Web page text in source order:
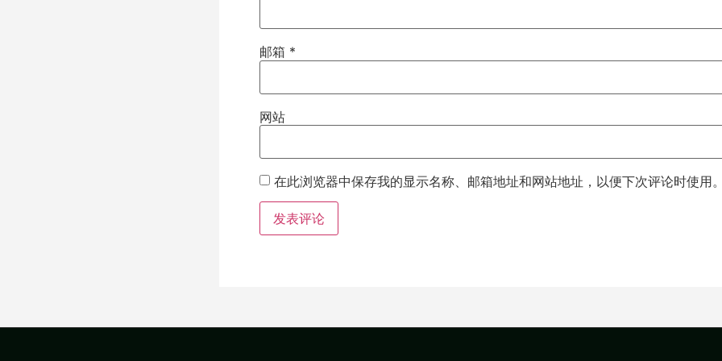
邮箱 *
网站
在此浏览器中保存我的显示名称、邮箱地址和网站地址，以便下次评论时使用